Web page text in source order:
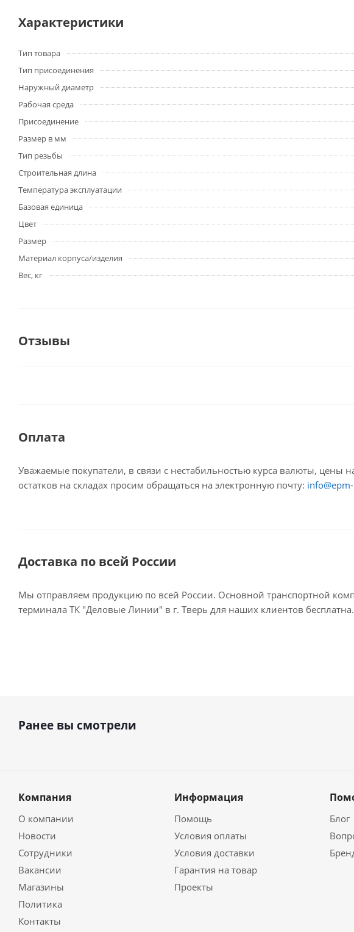
Характеристики
Тип товара
Тип присоединения
Наружный диаметр
Рабочая среда
Присоединение
Размер в мм
Тип резьбы
Строительная длина
Температура эксплуатации
Базовая единица
Цвет
Размер
Материал корпуса/изделия
Вес, кг
Отзывы
Оплата
Уважаемые покупатели, в связи с нестабильностью курса валюты, цены
остатков на складах просим обращаться на электронную почту:
Доставка по всей России
Мы отправляем продукцию по всей России. Основной транспортной
терминала ТК "Деловые Линии" в г. Тверь для наших клиентов
Ранее вы смотрели
Компания
О компании
Новости
Сотрудники
Вакансии
Магазины
Политика
Контакты
Информация
Помощь
Условия оплаты
Условия доставки
Гарантия на товар
Проекты
Блог